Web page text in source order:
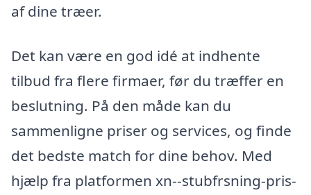
af dine træer.
Det kan være en god idé at indhente
tilbud fra flere firmaer, før du træffer en
beslutning. På den måde kan du
sammenligne priser og services, og finde
det bedste match for dine behov. Med
hjælp fra platformen xn--stubfrsning-pris-